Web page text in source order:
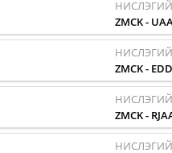
ZMCK-
ZMCK-
ZMCK-